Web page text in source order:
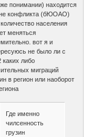
понимании) находится
конфликта (бЮОАО)
населения
меняться
вот я и
не было ли с
каких либо
миграций
в регион или наоборот
Где именно
чилсенность
грузин